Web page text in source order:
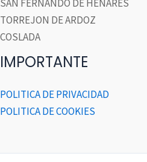
SAN FERNANDO DE HENARES
TORREJON DE ARDOZ
COSLADA
IMPORTANTE
POLITICA DE PRIVACIDAD
POLITICA DE COOKIES